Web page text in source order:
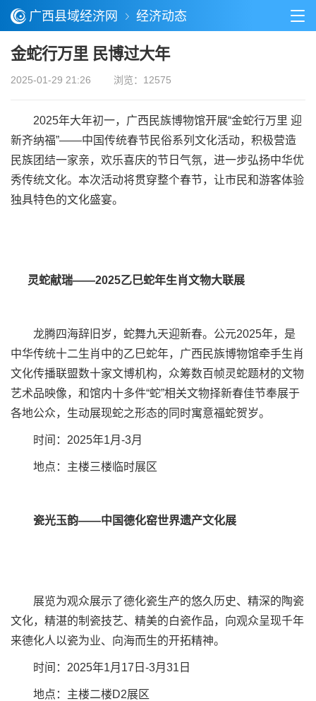
广西县域经济网 经济动态
金蛇行万里 民博过大年
2025-01-29 21:26 浏览：12575
2025年大年初一，广西民族博物馆开展“金蛇行万里 迎
新齐纳福”——中国传统春节民俗系列文化活动，积极营造
民族团结一家亲，欢乐喜庆的节日气氛，进一步弘扬中华优
秀传统文化。本次活动将贯穿整个春节，让市民和游客体验
独具特色的文化盛宴。
灵蛇献瑞——2025乙巳蛇年生肖文物大联展
龙腾四海辞旧岁，蛇舞九天迎新春。公元2025年，是
中华传统十二生肖中的乙巳蛇年，广西民族博物馆牵手生肖
文化传播联盟数十家文博机构，众筹数百帧灵蛇题材的文物
艺术品映像，和馆内十多件“蛇”相关文物择新春佳节奉展于
各地公众，生动展现蛇之形态的同时寓意福蛇贺岁。
时间：2025年1月-3月
地点：主楼三楼临时展区
瓷光玉韵——中国德化窑世界遗产文化展
展览为观众展示了德化瓷生产的悠久历史、精深的陶瓷
文化，精湛的制瓷技艺、精美的白瓷作品，向观众呈现千年
来德化人以瓷为业、向海而生的开拓精神。
时间：2025年1月17日-3月31日
地点：主楼二楼D2展区